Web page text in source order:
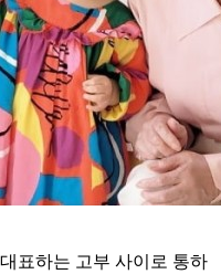
표하는 고부 사이로 통하